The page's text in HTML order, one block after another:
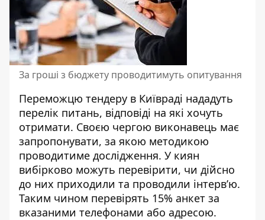
За гроші з бюджету проводитимуть опитування
Переможцю тендеру в Київраді нададуть
перелік питань, відповіді на які хочуть
отримати. Своєю чергою виконавець має
запропонувати, за якою методикою
проводитиме дослідження. У киян
вибірково можуть перевірити, чи дійсно
до них приходили та проводили інтерв’ю.
Таким чином перевірять 15% анкет за
вказаними телефонами або адресою.